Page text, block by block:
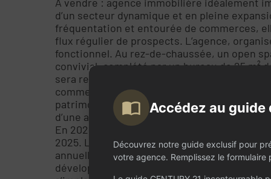
d’un secteur dynamique et en pleine
fréquentation et entourée de commerces,
flux régulier de prospects. L’agence,
fonctionnel. Au rez-de-chaussée, un open
convivial, complété par un bureau de 25 m²
sera renouvelé lors de la cession, avec un
commerciaux sont également proposés à la
patrimoniale supplémentaire. L’équipe en
d’une assistante et de cinq conseillers
En 2024, le chiffre d’affaires a atteint 237
2025. Le potentiel de croissance reste
annuelles sur le secteur, offrant à un
développement. Le prix du fonds de
Accédez au guide
Découvrez notre guide exclusif pour
votre agence. Remplissez le